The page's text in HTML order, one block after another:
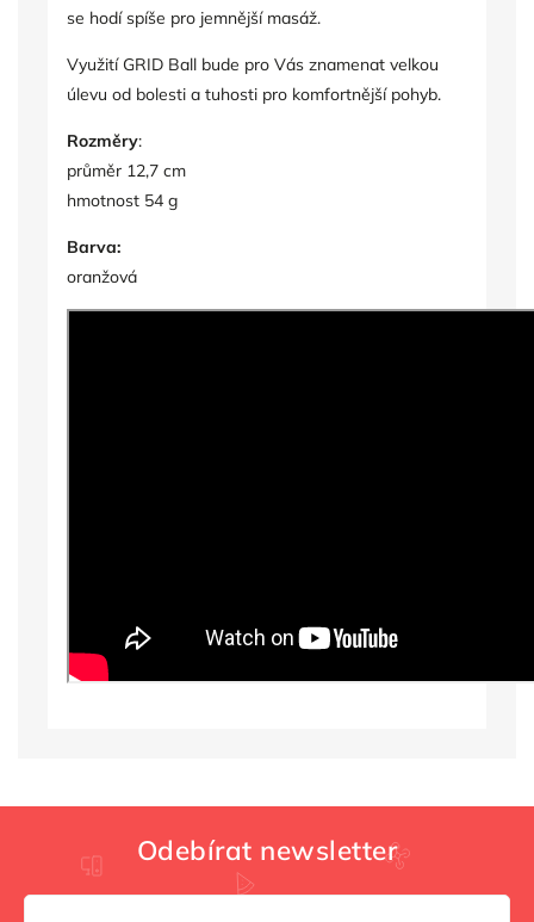
se hodí spíše pro jemnější masáž.
Využití GRID Ball bude pro Vás znamenat velkou
úlevu od bolesti a tuhosti pro komfortnější pohyb.
Rozměry:
průměr 12,7 cm
hmotnost 54 g
Barva:
oranžová
Odebírat newsletter